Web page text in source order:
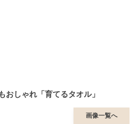
おしゃれ「育てるタオル」
画像一覧へ